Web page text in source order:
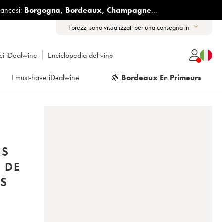
Borgogna, Bordeaux, Champagne...
I prezzi sono visualizzati per una consegna in:
iDealwine Enciclopedia del vino
I must-have iDealwine 🍇 Bordeaux En Primeurs